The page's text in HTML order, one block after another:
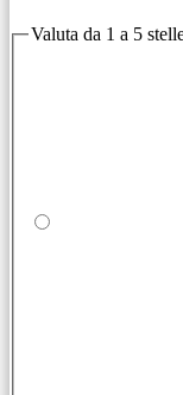
Valuta da 1 a 5